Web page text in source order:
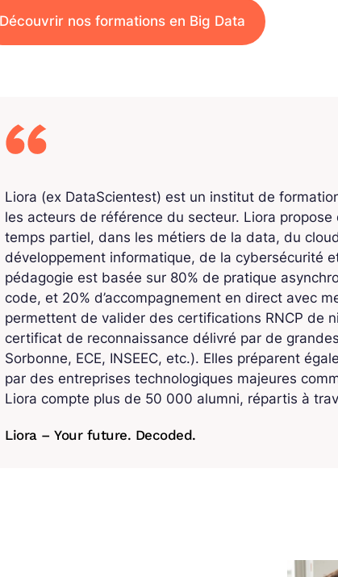
Découvrir nos formations en Big Data
Liora (ex DataScientest) est un institut de
les acteurs de référence du secteur. Liora
temps partiel, dans les métiers de la data, du
développement informatique, de la cybersécurité
pédagogie est basée sur 80% de pratique
code, et 20% d’accompagnement en direct avec
permettent de valider des certifications RNCP de
certificat de reconnaissance délivré par de
Sorbonne, ECE, INSEEC, etc.). Elles préparent
par des entreprises technologiques majeures
Liora compte plus de 50 000 alumni, répartis à
Liora – Your future. Decoded.